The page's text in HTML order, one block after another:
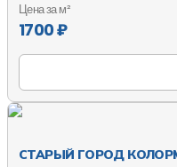
Цена за м²
1700 ₽
СТАРЫЙ ГОРОД